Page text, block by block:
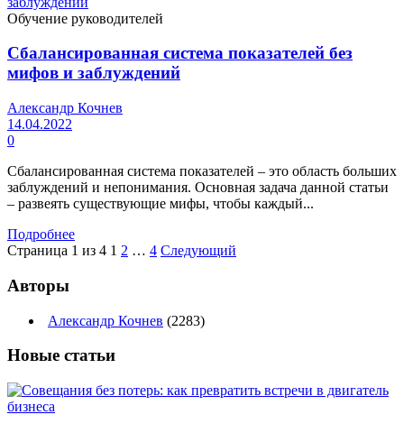
Обучение руководителей
Сбалансированная система показателей без
мифов и заблуждений
Александр Кочнев
14.04.2022
0
Сбалансированная система показателей – это область больших
заблуждений и непонимания. Основная задача данной статьи
– развеять существующие мифы, чтобы каждый...
Подробнее
Страница 1 из 4 1 2 … 4 Следующий
Авторы
Александр Кочнев (2283)
Новые статьи